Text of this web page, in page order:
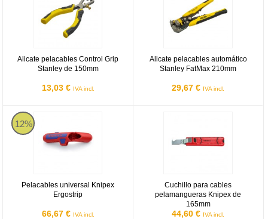
Alicate pelacables Control Grip
Stanley de 150mm
13,03 € IVA incl.
Alicate pelacables automático
Stanley FatMax 210mm
29,67 € IVA incl.
12%
Pelacables universal Knipex
Ergostrip
66,67 € IVA incl.
Pelacables universal Knipex Ergostrip
Cuchillo para cables
pelamangueras Knipex de
165mm
44,60 € IVA incl.